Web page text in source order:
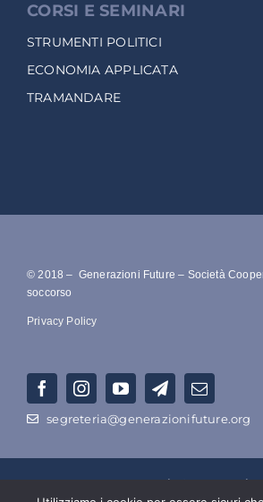
CORSI E SEMINARI
STRUMENTI POLITICI
ECONOMIA APPLICATA
TRAMANDARE
© 2018 – Generazioni Future – Società
soccorso
Privacy Policy
segreteria@generazionifuture.org
RAGIONE SOCIALE –Società